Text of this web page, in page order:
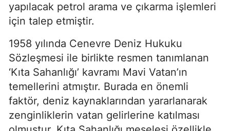
yapılacak petrol arama ve çıkarma işlemleri
için talep etmiştir.
1958 yılında Cenevre Deniz Hukuku
Sözleşmesi ile birlikte resmen tanımlanan
‘Kıta Sahanlığı’ kavramı Mavi Vatan’ın
temellerini atmıştır. Burada en önemli
faktör, deniz kaynaklarından yararlanarak
zenginliklerin vatan gelirlerine katılması